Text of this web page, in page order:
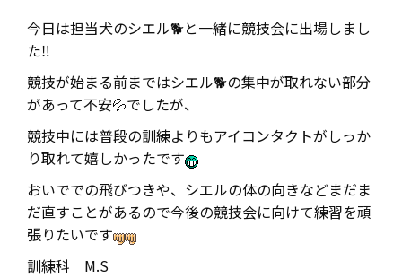
今日は担当犬のシエル🐕と一緒に競技会に出場しまし
た‼
競技が始まる前まではシエル🐕の集中が取れない部分
があって不安💦でしたが、
競技中には普段の訓練よりもアイコンタクトがしっか
り取れて嬉しかったです
おいででの飛びつきや、シエルの体の向きなどまだま
だ直すことがあるので今後の競技会に向けて練習を頑
張りたいです
訓練科 M.S